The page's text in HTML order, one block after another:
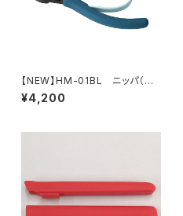
【NEW】HM-01BL ニッパ（ピ
ーコックブルー）
¥4,200